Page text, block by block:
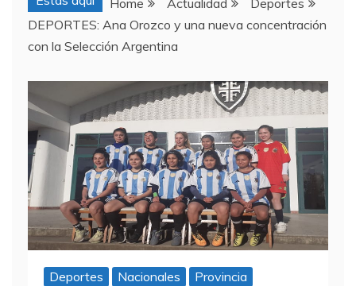
Home Actualidad
Deportes
DEPORTES: Ana Orozco y una nueva concentración
con la Selección Argentina
Deportes Nacionales Provincia